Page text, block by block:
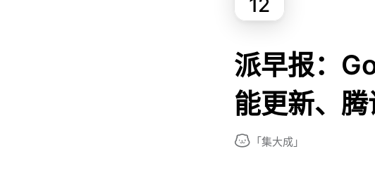
12
派早报：
能更新、
「集大成」